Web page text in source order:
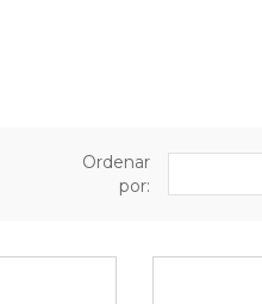
Ordenar
por: